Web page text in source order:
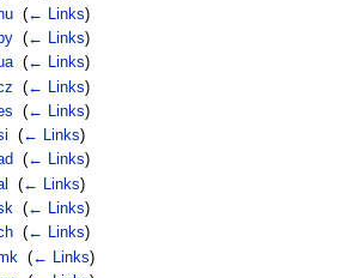
(← Links)
(← Links)
‎ (← Links)
(← Links)
(← Links)
(← Links)
(← Links)
(← Links)
(← Links)
(← Links)
(← Links)